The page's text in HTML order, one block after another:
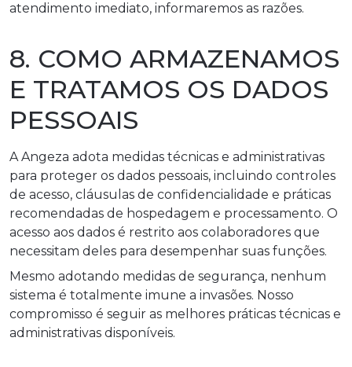
atendimento imediato, informaremos as razões.
8. COMO ARMAZENAMOS
E TRATAMOS OS DADOS
PESSOAIS
A Angeza adota medidas técnicas e administrativas
para proteger os dados pessoais, incluindo controles
de acesso, cláusulas de confidencialidade e práticas
recomendadas de hospedagem e processamento. O
acesso aos dados é restrito aos colaboradores que
necessitam deles para desempenhar suas funções.
Mesmo adotando medidas de segurança, nenhum
sistema é totalmente imune a invasões. Nosso
compromisso é seguir as melhores práticas técnicas e
administrativas disponíveis.